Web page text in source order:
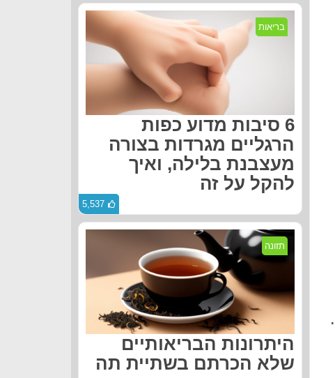
מתיחות המתבצעות לפני ולאחר האימון חשובות מאד ובמיוחד לאחר גיל 40.
בריאות
6 סיבות מדוע כפות
הרגליים מגרדות בצורה
מעצבנת בלילה, ואיך
להקל על זה
5,537
תזונה
היתרונות הבריאותיים
שלא הכרתם בשתיית תה